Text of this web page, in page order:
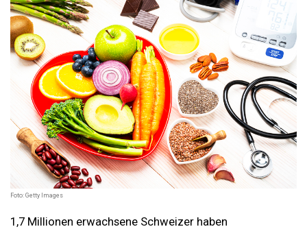
Foto: Getty Images
1,7 Millionen erwachsene Schweizer haben